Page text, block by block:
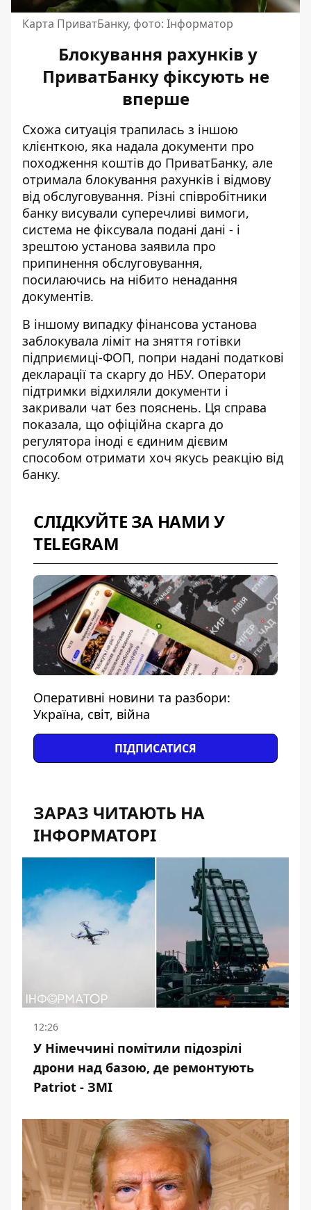
Карта ПриватБанку, фото: Інформатор
Блокування рахунків у
ПриватБанку фіксують не
вперше
Схожа ситуація трапилась з іншою
клієнткою, яка надала документи про
походження коштів до ПриватБанку, але
отримала блокування рахунків і відмову
від обслуговування. Різні співробітники
банку висували суперечливі вимоги,
система не фіксувала подані дані - і
зрештою установа заявила про
припинення обслуговування,
посилаючись на нібито ненадання
документів.
В іншому випадку фінансова установа
заблокувала ліміт на зняття готівки
підприємиці-ФОП, попри надані податкові
декларації та скаргу до НБУ. Оператори
підтримки відхиляли документи і
закривали чат без пояснень. Ця справа
показала, що офіційна скарга до
регулятора іноді є єдиним дієвим
способом отримати хоч якусь реакцію від
банку.
СЛІДКУЙТЕ ЗА НАМИ У
TELEGRAM
Оперативні новини та разбори:
Україна, світ, війна
ПІДПИСАТИСЯ
ЗАРАЗ ЧИТАЮТЬ НА
ІНФОРМАТОРІ
12:26
У Німеччині помітили підозрілі
дрони над базою, де ремонтують
Patriot - ЗМІ